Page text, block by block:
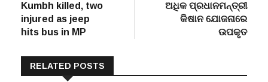
Kumbh killed, two
injured as jeep
hits bus in MP
ଅଧିକ ପ୍ରଧାନମନ୍ତ୍ରୀ
କିଷାନ ଯୋଜନାରେ
ଉପକୃତ
RELATED POSTS